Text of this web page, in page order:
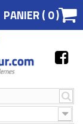
PANIER (0)